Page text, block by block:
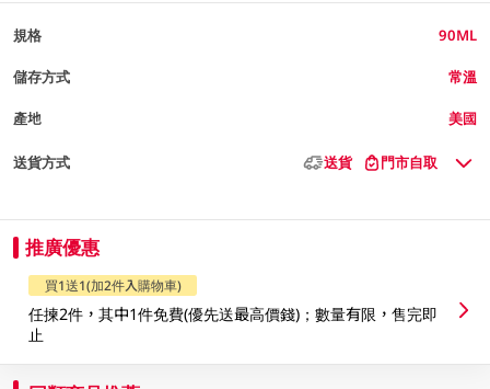
規格 90ML
儲存方式 常溫
產地 美國
送貨方式 送貨 門市自取
推廣優惠
買1送1(加2件入購物車)
任揀2件，其中1件免費(優先送最高價錢)；數量有限，售完即
止